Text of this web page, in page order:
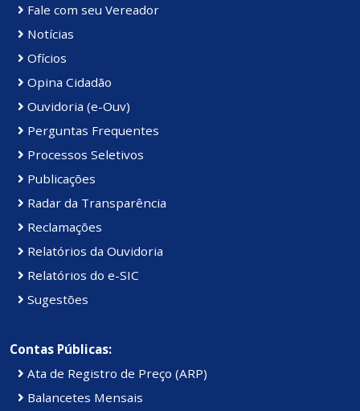
Fale com seu Vereador
Notícias
Ofícios
Opina Cidadão
Ouvidoria (e-Ouv)
Perguntas Frequentes
Processos Seletivos
Publicações
Radar da Transparência
Reclamações
Relatórios da Ouvidoria
Relatórios do e-SIC
Sugestões
Contas Públicas:
Ata de Registro de Preço (ARP)
Balancetes Mensais